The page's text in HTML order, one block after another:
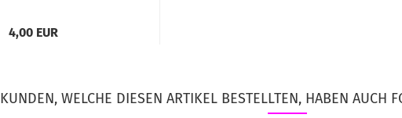
4,00 EUR
KUNDEN, WELCHE DIESEN ARTIKEL BESTELLTEN, HABEN AUCH